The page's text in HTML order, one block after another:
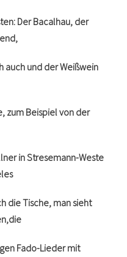
Der Bacalhau, der
auch und der Weißwein
zum Beispiel von der
in Stresemann-Weste
die Tische, man sieht
Fado-Lieder mit